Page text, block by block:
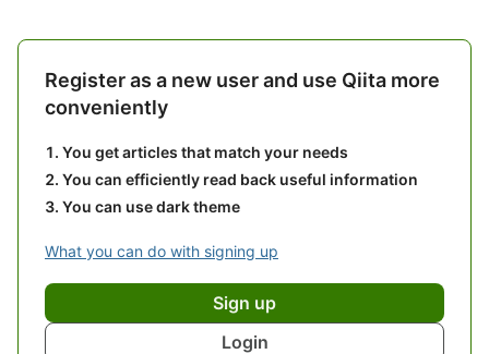
Register as a new user and use Qiita more
conveniently
You get articles that match your needs
You can efficiently read back useful information
You can use dark theme
What you can do with signing up
Sign up
Login